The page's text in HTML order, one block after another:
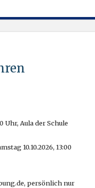
Uhr, Aula der Schule
10.10.2026, 13:00
persönlich nur